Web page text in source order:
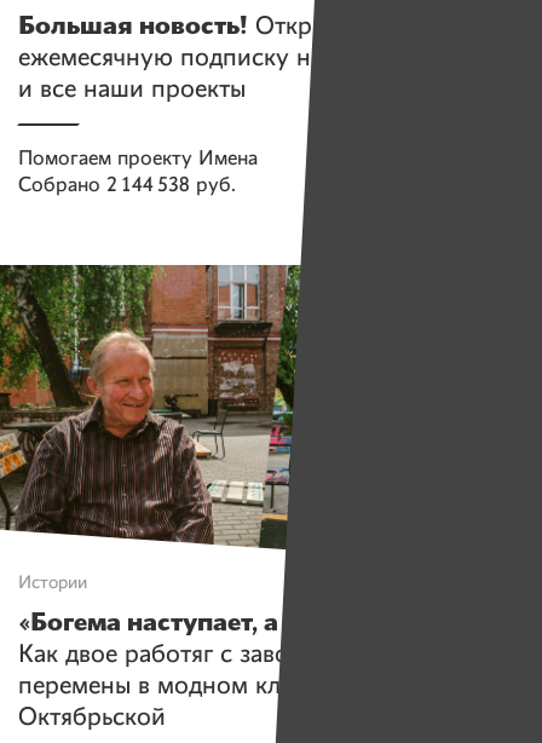
Большая новость! Открываем
ежемесячную подписку на «Имена»
и все наши проекты
Помогаем проекту Имена
Собрано 2 144 538 руб.
Истории
«Богема наступает, а мы не сдаемся»
Как двое работяг с завода переживают
перемены в модном кластере на
Октябрьской